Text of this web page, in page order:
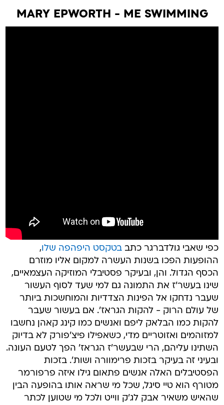
MARY EPWORTH - ME SWIMMING
כפי שאבי גולדברגר כתבבטקסט היפהפה שלו,
ההופעות הפכו בשנות העשרה למקום אליו מוזרם
הכסף הגדול. והן, ובעיקר פסטיבלי המוזיקה העצמאיים,
שינו בעשר'ז את התמונה גם למי שעד לסוף העשור
שעבר נדחקו אל הפינות הצדדיות והמוחשכות ביותר
של עולם הרוק - להקות הגראז'. אם בעשור שעבר
להקות כמו הבלאק ליפם ואנשים כמו קינג קאהן נחשבו
למזוהמים ואזוטריים מדי, כשאפילו פיצ'פורק לא בדיוק
השתינו עליהם, הרי שבעשר'ז הגראז' הפך לטעם העונה.
ובעיני זה בעיקר בזכות פרימוורה ושות'. בזכות
הפסטיבלים האלה אנשים פתאום גילו איזה פרפורמר
מטורף הוא טיי סיגל, שכל מי שראה אותו בהופעה הבין
שהאיש משאיר אבק לג'ק ווייט ולכל מי שטוען לכתר